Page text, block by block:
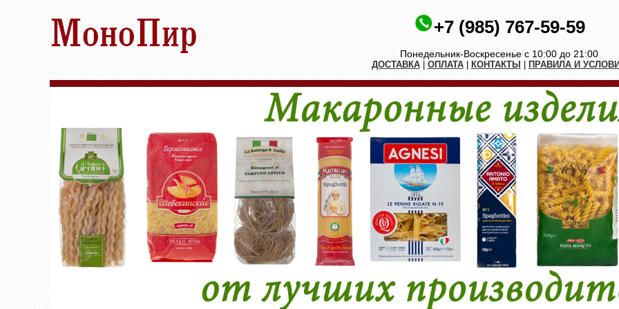
+7 (985) 767-59-59
Понедельник-Воскресенье с 10:00 до 21:00
ДОСТАВКА| ОПЛАТА| КОНТАКТЫ ПРАВИЛА И